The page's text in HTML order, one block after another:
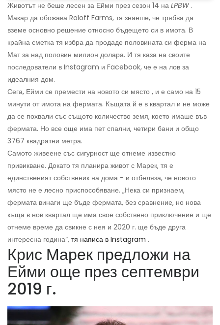
Животът не беше лесен за Ейми през сезон 14 на LPBW .
Макар да обожава Roloff Farms, тя знаеше, че трябва да
вземе основно решение относно бъдещето си в имота. В
крайна сметка тя избра да продаде половината си ферма на
Мат за над половин милион долара. И тя каза на своите
последователи в Instagram и Facebook, че е на лов за
идеалния дом.
Сега, Ейми се премести на новото си място , и е само на 15
минути от имота на фермата. Къщата й е в квартал и не може
да се похвали със същото количество земя, което имаше във
фермата. Но все още има пет спални, четири бани и общо
3767 квадратни метра.
Самото живеене със сигурност ще отнеме известно
привикване. Докато тя планира живот с Марек, тя е
единственият собственик на дома - и отбеляза, че новото
място не е лесно приспособяване. „Нека си признаем,
фермата винаги ще бъде фермата, без сравнение, но нова
къща в нов квартал ще има свое собствено приключение и ще
отнеме време да свикне с нея и 2020 г. ще бъде друга
интересна година“, тя написа в Instagram .
Крис Марек предложи на
Ейми още през септември
2019 г.